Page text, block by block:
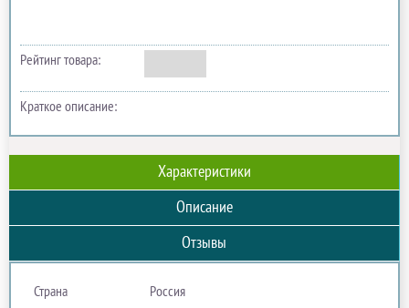
Рейтинг товара:
Краткое описание:
Характеристики
Описание
Отзывы
Страна
Россия